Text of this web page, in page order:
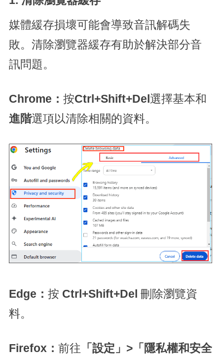
媒體緩存損壞可能會導致音訊解碼失
敗。清除瀏覽器緩存有助於解決部分音
訊問題。
Chrome： 按Ctrl+Shift+Del 選擇基本和
進階選項以清除相關的資料。
Edge： 按 Ctrl+Shift+Del 刪除瀏覽資
料。
Firefox： 前往 「設定」>「隱私權和安全